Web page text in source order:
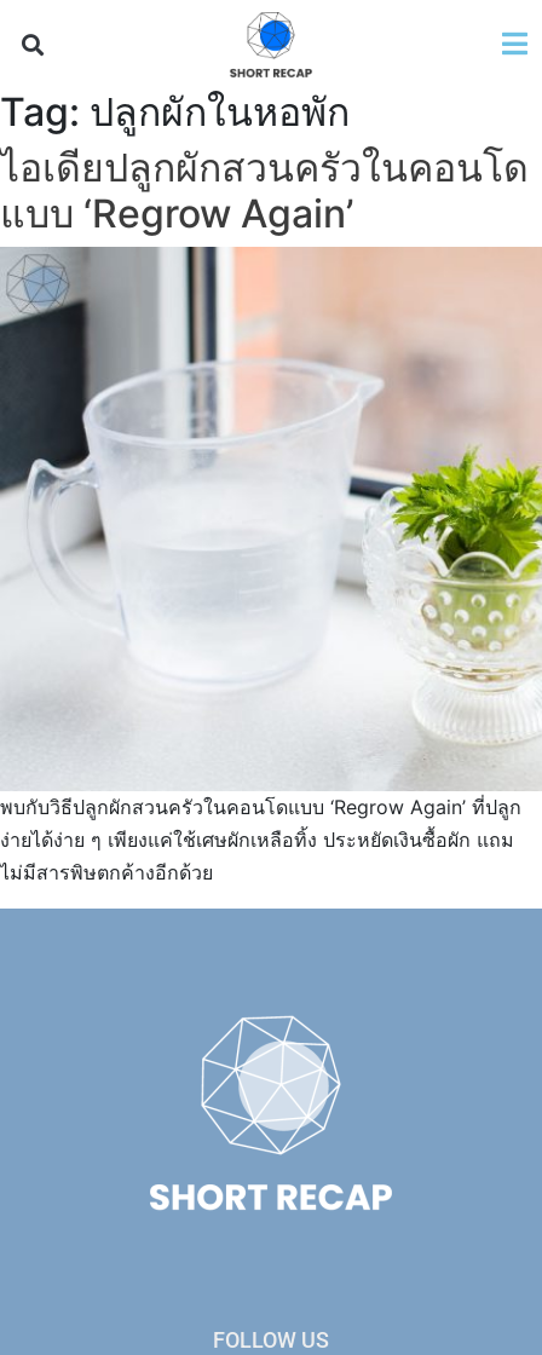
Tag: ปลูกผักในหอพัก
ไอเดียปลูกผักสวนครัวในคอนโด
แบบ ‘Regrow Again’
พบกับวิธีปลูกผักสวนครัวในคอนโดแบบ ‘Regrow Again’ ที่ปลูก
ง่ายได้ง่าย ๆ เพียงแค่ใช้เศษผักเหลือทิ้ง ประหยัดเงินซื้อผัก แถม
ไม่มีสารพิษตกค้างอีกด้วย
FOLLOW US